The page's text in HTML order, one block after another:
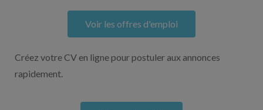
Voir les offres d'emploi
Créez votre CV en ligne pour postuler aux annonces
rapidement.